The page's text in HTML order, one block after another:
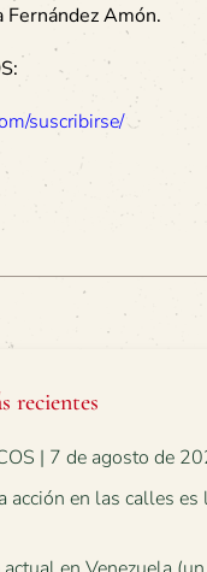
Amón.
suscribirse/
recientes
| 7 de agosto de
acción en las calles